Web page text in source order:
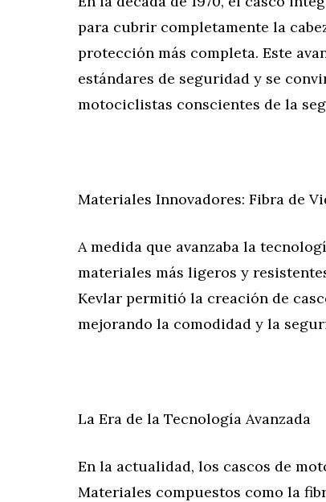
para cubrir completamente la
protección más completa. Este
estándares de seguridad y se
motociclistas conscientes de la
Materiales Innovadores: Fibra de
A medida que avanzaba la
materiales más ligeros y
Kevlar permitió la creación de
mejorando la comodidad y la
La Era de la Tecnología Avanzada
En la actualidad, los cascos de
Materiales compuestos como la